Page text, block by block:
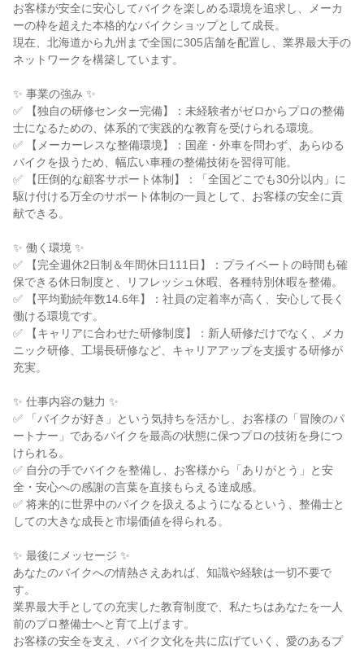
お客様が安全に安心してバイクを楽しめる環境を追求し、メーカ
ーの枠を超えた本格的なバイクショップとして成長。
現在、北海道から九州まで全国に305店舗を配置し、業界最大手の
ネットワークを構築しています。
✨ 事業の強み ✨
✅ 【独自の研修センター完備】：未経験者がゼロからプロの整備
士になるための、体系的で実践的な教育を受けられる環境。
✅ 【メーカーレスな整備環境】：国産・外車を問わず、あらゆる
バイクを扱うため、幅広い車種の整備技術を習得可能。
✅ 【圧倒的な顧客サポート体制】：「全国どこでも30分以内」に
駆け付ける万全のサポート体制の一員として、お客様の安全に貢
献できる。
✨ 働く環境 ✨
✅ 【完全週休2日制＆年間休日111日】：プライベートの時間も確
保できる休日制度と、リフレッシュ休暇、各種特別休暇を整備。
✅ 【平均勤続年数14.6年】：社員の定着率が高く、安心して長く
働ける環境です。
✅ 【キャリアに合わせた研修制度】：新人研修だけでなく、メカ
ニック研修、工場長研修など、キャリアアップを支援する研修が
充実。
✨ 仕事内容の魅力 ✨
✅ 「バイクが好き」という気持ちを活かし、お客様の「冒険のパ
ートナー」であるバイクを最高の状態に保つプロの技術を身につ
けられる。
✅ 自分の手でバイクを整備し、お客様から「ありがとう」と安
全・安心への感謝の言葉を直接もらえる達成感。
✅ 将来的に世界中のバイクを扱えるようになるという、整備士と
しての大きな成長と市場価値を得られる。
✨ 最後にメッセージ ✨
あなたのバイクへの情熱さえあれば、知識や経験は一切不要で
す。
業界最大手としての充実した教育制度で、私たちはあなたを一人
前のプロ整備士へと育て上げます。
お客様の安全を支え、バイク文化を共に広げていく、愛のあるプ